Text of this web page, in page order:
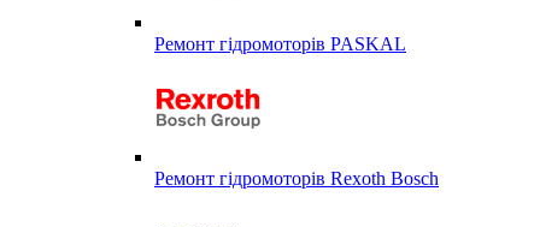
Ремонт гідромоторів PASKAL
Ремонт гідромоторів Rexoth Bosch